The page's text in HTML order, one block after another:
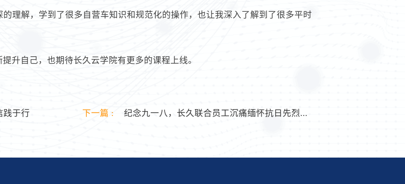
理解，学到了很多自营车知识和规范化的操作，也让我深入了解到了很多平时
升自己，也期待长久云学院有更多的课程上线。
于行 下一篇 : 纪念九一八，长久联合员工沉痛缅怀抗日先烈...